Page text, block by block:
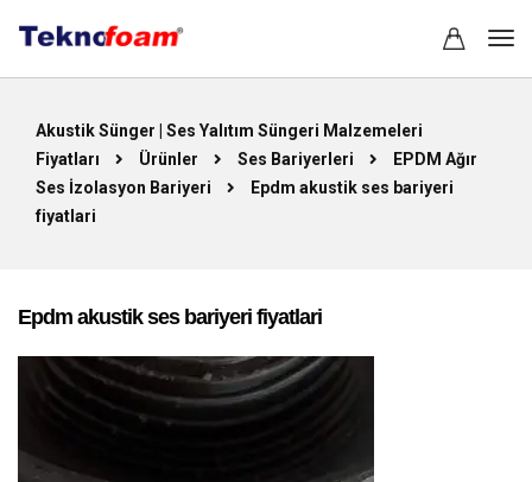
Akustik Sünger | Ses Yalıtım Süngeri Malzemeleri
Fiyatları
Ürünler Ses Bariyerleri
EPDM Ağır
Ses İzolasyon Bariyeri
Epdm akustik ses bariyeri
fiyatlari
Epdm akustik ses bariyeri fiyatlari